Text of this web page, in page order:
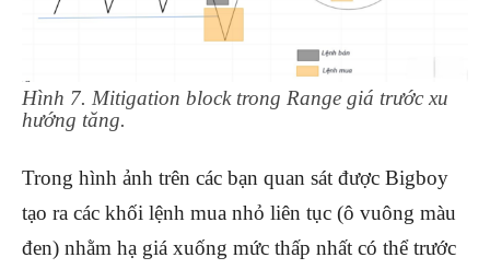
Hình 7. Mitigation block trong Range giá trước xu
hướng tăng.
Trong hình ảnh trên các bạn quan sát được Bigboy
tạo ra các khối lệnh mua nhỏ liên tục (ô vuông màu
đen) nhằm hạ giá xuống mức thấp nhất có thể trước